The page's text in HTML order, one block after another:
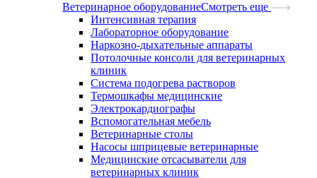
Ветеринарное оборудованиеСмотреть еще
Интенсивная терапия
Лабораторное оборудование
Наркозно-дыхательные аппараты
Потолочные консоли для ветеринарных
клиник
Система подогрева растворов
Термошкафы медицинские
Электрокардиографы
Вспомогательная мебель
Ветеринарные столы
Насосы шприцевые ветеринарные
Медицинские отсасыватели для
ветеринарных клиник